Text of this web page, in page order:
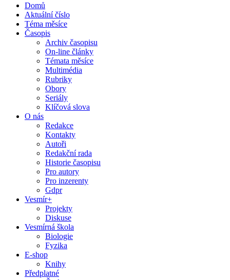
Domů
Aktuální číslo
Téma měsíce
Časopis
Archiv časopisu
On-line články
Témata měsíce
Multimédia
Rubriky
Obory
Seriály
Klíčová slova
O nás
Redakce
Kontakty
Autoři
Redakční rada
Historie časopisu
Pro autory
Pro inzerenty
Gdpr
Vesmír+
Projekty
Diskuse
Vesmírná škola
Biologie
Fyzika
E-shop
Knihy
Předplatné